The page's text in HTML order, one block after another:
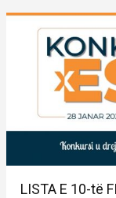
LISTA E 10-të